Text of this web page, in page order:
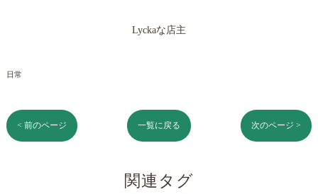
Lyckaな店主
日常
< 前のページ 一覧に戻る 次のページ >
関連タグ